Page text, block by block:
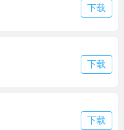
下载
下载
下载